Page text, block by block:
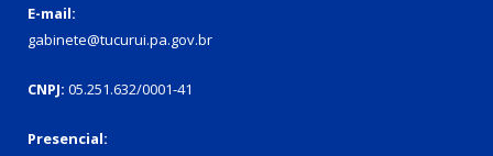
E-mail:
gabinete@tucurui.pa.gov.br
CNPJ: 05.251.632/0001-41
Presencial: